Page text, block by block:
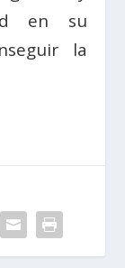
en su
la